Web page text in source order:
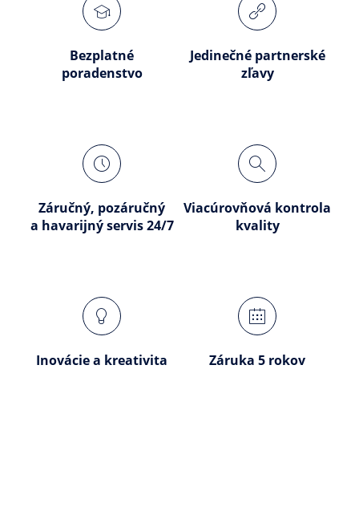
Bezplatné
poradenstvo
Jedinečné partnerské
zľavy
Záručný, pozáručný
a havarijný servis 24/7
Viacúrovňová kontrola
kvality
Inovácie a kreativita Záruka 5 rokov